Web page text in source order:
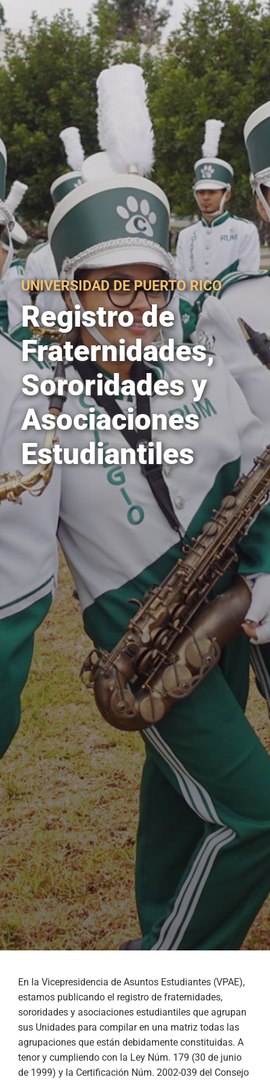
¡DONA HOY!
SOLICITA
UNIVERSIDAD DE PUERTO RICO
Registro de
Fraternidades,
Sororidades y
Asociaciones
Estudiantiles
En la Vicepresidencia de Asuntos Estudiantes (VPAE),
estamos publicando el registro de fraternidades,
sororidades y asociaciones estudiantiles que agrupan
sus Unidades para compilar en una matriz todas las
agrupaciones que están debidamente constituidas. A
tenor y cumpliendo con la Ley Núm. 179 (30 de junio
de 1999) y la Certificación Núm. 2002-039 del Consejo